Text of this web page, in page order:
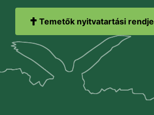
Temetők nyitvatartási rendje